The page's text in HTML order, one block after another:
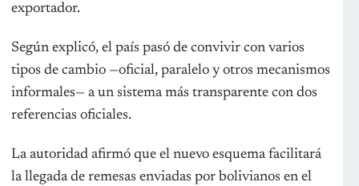
exportador.
Según explicó, el país pasó de convivir con varios
tipos de cambio —oficial, paralelo y otros mecanismos
informales— a un sistema más transparente con dos
referencias oficiales.
La autoridad afirmó que el nuevo esquema facilitará
la llegada de remesas enviadas por bolivianos en el